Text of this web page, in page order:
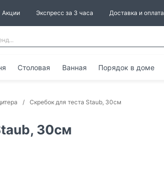
Акции Экспресс за 3 часа Доставка и оплата
Столовая Ванная Порядок в доме
Скребок для теста Staub, 30см
30см